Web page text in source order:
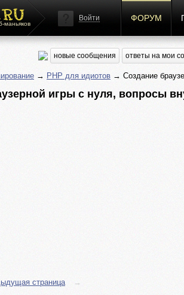
маньяков
Войти ФОРУМ
новые сообщения ответы на мои
→ PHP для идиотов → Создание
игры с нуля, вопросы
страница
→